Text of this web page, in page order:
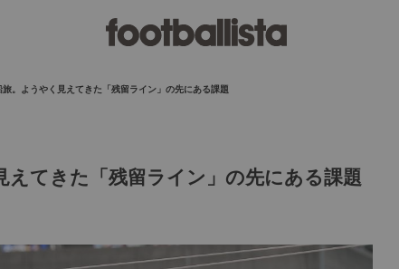
。ようやく見えてきた「残留ライン」の先にある課題
てきた「残留ライン」の先にある課題